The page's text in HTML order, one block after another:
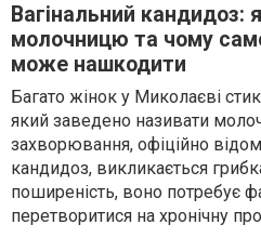
Вагінальний кандидоз:
молочницю та чому
може нашкодити
Багато жінок у Миколаєві
який заведено називати
захворювання, офіційно
кандидоз, викликається
поширеність, воно потребує
перетворитися на хронічну